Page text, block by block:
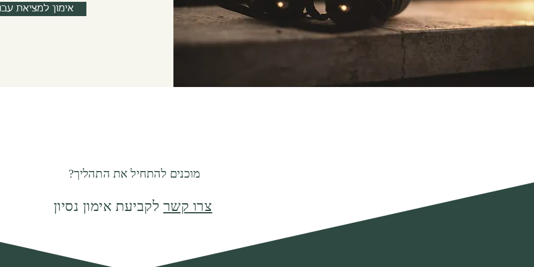
אימון למציאת
מוכנים להתחיל את התהליך?
צרו קשר לקביעת אימון נסיון